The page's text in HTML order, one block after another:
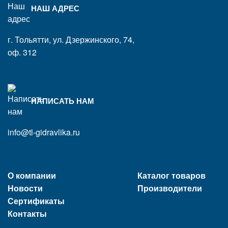
НАШ АДРЕС
г. Тольятти, ул. Дзержинского, 74,
оф. 312
НАПИСАТЬ НАМ
info@tl-gidravlika.ru
О компании
Новости
Сертификаты
Контакты
Каталог товаров
Производители